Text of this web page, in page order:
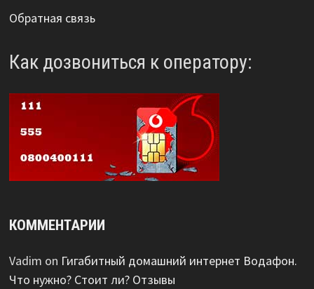
Обратная связь
Как дозвониться к оператору:
КОММЕНТАРИИ
Vadim on Гигабитный домашний интернет Водафон.
Что нужно? Стоит ли? Отзывы